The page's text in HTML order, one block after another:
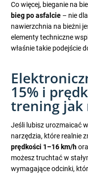
Co więcej, bieganie na
bieg po asfalcie – nie
nawierzchnia na bieżni
elementy techniczne
właśnie takie podejście
15% i
trening jak
Jeśli lubisz urozmaicać
narzędzia, które realnie
prędkości 1–16 km/h
możesz truchtać w
wymagające odcinki,